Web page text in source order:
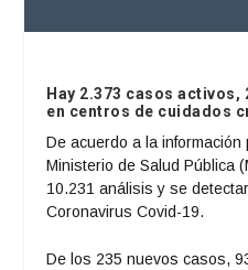
Hay 2.373 casos activos,
en centros de cuidados
De acuerdo a la
Ministerio de Salud Pública
10.231 análisis y se
Coronavirus Covid-19.
De los 235 nuevos casos,